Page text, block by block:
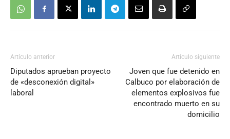
Artículo anterior
Diputados aprueban proyecto
de «desconexión digital»
laboral
Artículo siguiente
Joven que fue detenido en
Calbuco por elaboración de
elementos explosivos fue
encontrado muerto en su
domicilio